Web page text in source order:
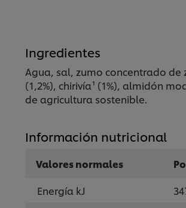
Ingredientes
Agua, sal, zumo concentrado de
(1,2%), chirivía¹ (1%), almidón
de agricultura sostenible.
Información nutricional
Valores normales
Energía kJ